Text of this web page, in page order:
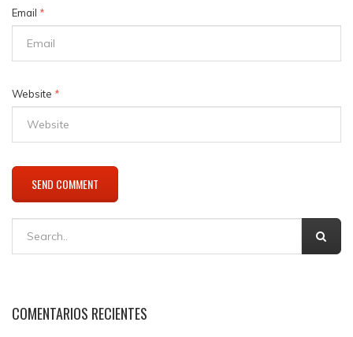
Email *
Website *
COMENTARIOS RECIENTES